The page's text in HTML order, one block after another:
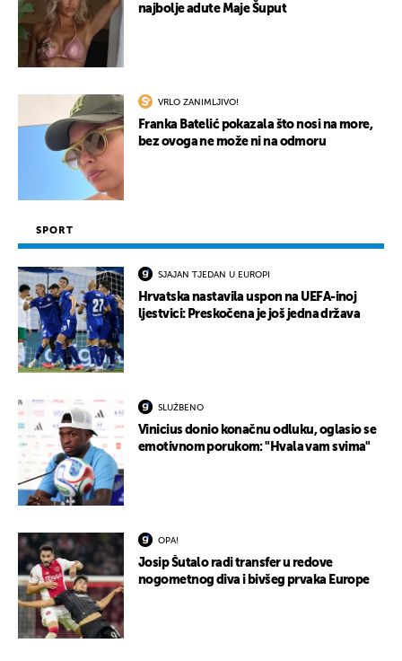
najbolje adute Maje Šuput
VRLO ZANIMLJIVO!
Franka Batelić pokazala što nosi na more,
bez ovoga ne može ni na odmoru
SPORT
SJAJAN TJEDAN U EUROPI
Hrvatska nastavila uspon na UEFA-inoj
ljestvici: Preskočena je još jedna država
SLUŽBENO
Vinicius donio konačnu odluku, oglasio se
emotivnom porukom: "Hvala vam svima"
OPA!
Josip Šutalo radi transfer u redove
nogometnog diva i bivšeg prvaka Europe